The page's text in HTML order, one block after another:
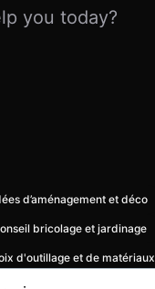
you today?
d’aménagement et déco
bricolage et jardinage
d'outillage et de matériaux